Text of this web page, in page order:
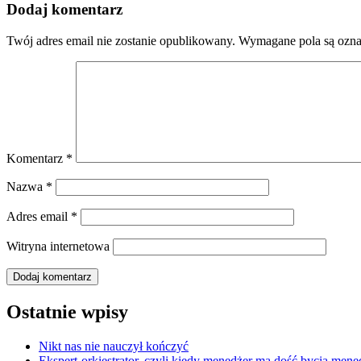
Dodaj komentarz
Twój adres email nie zostanie opublikowany. Wymagane pola są
Komentarz *
Nazwa *
Adres email *
Witryna internetowa
Ostatnie wpisy
Nikt nas nie nauczył kończyć